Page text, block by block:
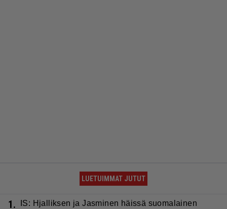
LUETUIMMAT JUTUT
1.
IS: Hjalliksen ja Jasminen häissä suomalainen